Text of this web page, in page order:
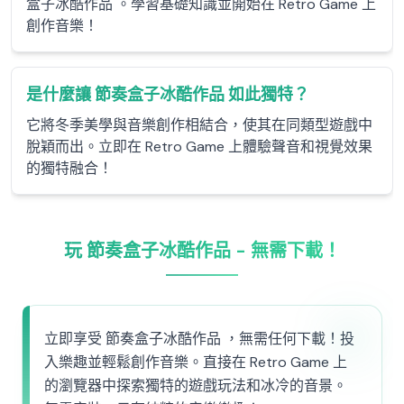
盒子冰酷作品 。學習基礎知識並開始在 Retro Game 上
創作音樂！
是什麼讓 節奏盒子冰酷作品 如此獨特？
它將冬季美學與音樂創作相結合，使其在同類型遊戲中
脫穎而出。立即在 Retro Game 上體驗聲音和視覺效果
的獨特融合！
玩 節奏盒子冰酷作品 - 無需下載！
立即享受 節奏盒子冰酷作品 ，無需任何下載！投
入樂趣並輕鬆創作音樂。直接在 Retro Game 上
的瀏覽器中探索獨特的遊戲玩法和冰冷的音景。